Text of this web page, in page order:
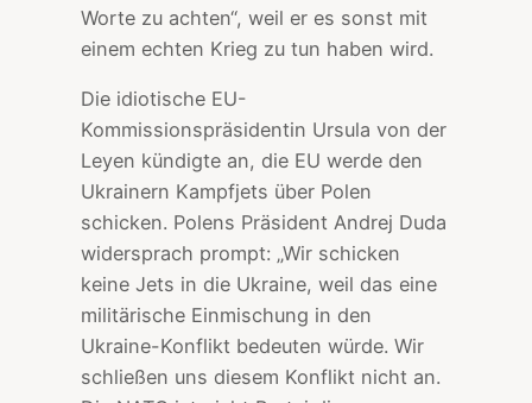
Worte zu achten“, weil er es sonst mit
einem echten Krieg zu tun haben wird.
Die idiotische EU-
Kommissionspräsidentin Ursula von der
Leyen kündigte an, die EU werde den
Ukrainern Kampfjets über Polen
schicken. Polens Präsident Andrej Duda
widersprach prompt: „Wir schicken
keine Jets in die Ukraine, weil das eine
militärische Einmischung in den
Ukraine-Konflikt bedeuten würde. Wir
schließen uns diesem Konflikt nicht an.